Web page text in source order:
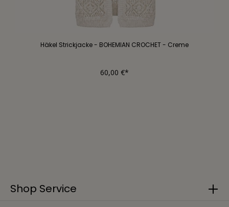
Häkel Strickjacke - BOHEMIAN CROCHET - Creme
60,00 €*
Shop Service